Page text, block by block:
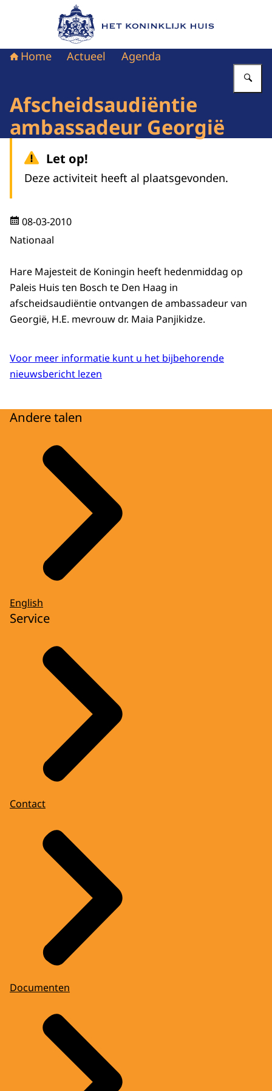
Naar de homepage van Het Koninklijk Huis
Home Actueel Agenda
Afscheidsaudiëntie
ambassadeur Georgië
Let op!
Deze activiteit heeft al plaatsgevonden.
08-03-2010
Nationaal
Hare Majesteit de Koningin heeft hedenmiddag op
Paleis Huis ten Bosch te Den Haag in
afscheidsaudiëntie ontvangen de ambassadeur van
Georgië, H.E. mevrouw dr. Maia Panjikidze.
Voor meer informatie kunt u het bijbehorende
nieuwsbericht lezen
Andere talen
English
Service
Contact
Documenten